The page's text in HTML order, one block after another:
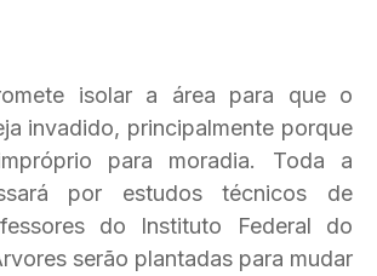
isolar a área para que o
invadido, principalmente porque
para moradia. Toda a
por estudos técnicos de
do Instituto Federal do
serão plantadas para mudar